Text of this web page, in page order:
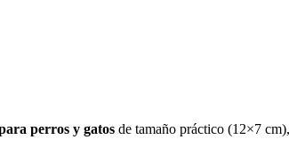
perros y gatos de tamaño práctico (12×7